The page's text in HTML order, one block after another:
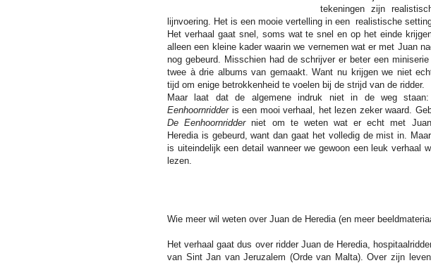
tekeningen zijn
lijnvoering. Het is een mooie vertelling in een realistische
Het verhaal gaat snel, soms wat te snel en op het einde
alleen een kleine kader waarin we vernemen wat er met Juan
nog gebeurd. Misschien had de schrijver er beter een
twee à drie albums van gemaakt. Want nu krijgen we niet
tijd om enige betrokkenheid te voelen bij de strijd van de ridder.
Maar laat dat de algemene indruk niet in de weg staan:
Eenhoornridderis een mooi verhaal, het lezen zeker waard.
De Eenhoornridderniet om te weten wat er echt met
Heredia is gebeurd, want dan gaat het volledig de mist in.
is uiteindelijk een detail wanneer we gewoon een leuk verhaal
lezen.
Wie meer wil weten over Juan de Heredia (en meer
Het verhaal gaat dus over ridder Juan de Heredia,
van Sint Jan van Jeruzalem (Orde van Malta). Over zijn